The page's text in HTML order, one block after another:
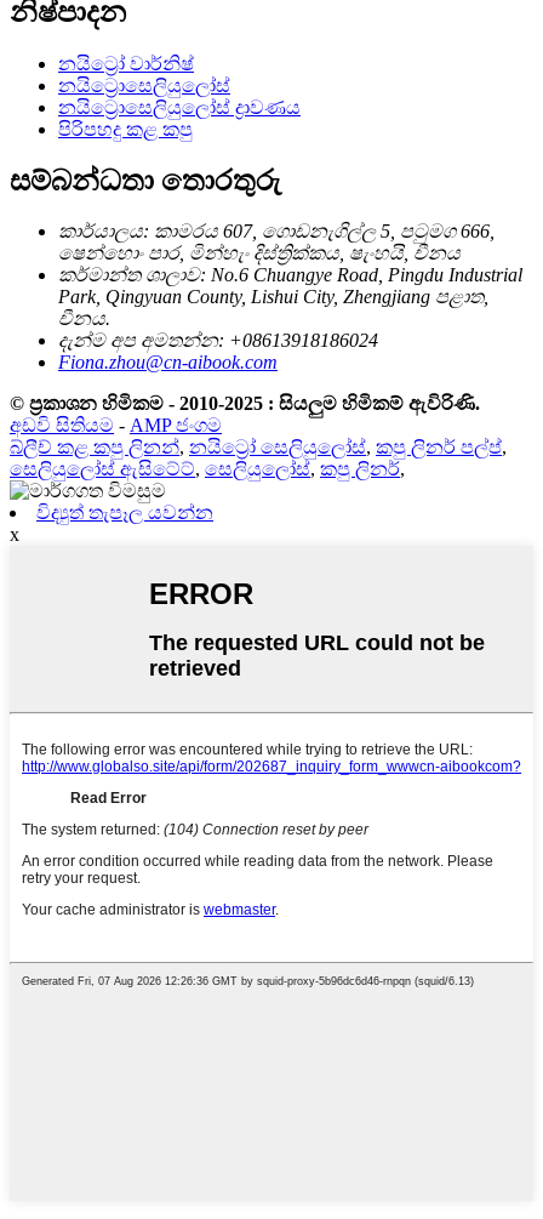
නිෂ්පාදන
නයිට්‍රෝ වාර්නිෂ්
නයිට්‍රොසෙලියුලෝස්
නයිට්‍රොසෙලියුලෝස් ද්‍රාවණය
පිරිපහදු කළ කපු
සම්බන්ධතා තොරතුරු
කාර්යාලය: කාමරය 607, ගොඩනැගිල්ල 5, පටුමග 666,
ෂෙන්හොං පාර, මින්හැං දිස්ත්‍රික්කය, ෂැංහයි, චීනය
කර්මාන්ත ශාලාව: No.6 Chuangye Road, Pingdu Industrial
Park, Qingyuan County, Lishui City, Zhengjiang පළාත,
චීනය.
දැන්ම අප අමතන්න: +08613918186024
Fiona.zhou@cn-aibook.com
© ප්‍රකාශන හිමිකම - 2010-2025 : සියලුම හිමිකම් ඇවිරිණි.
අඩවි සිතියම - AMP ජංගම
බ්ලීච් කළ කපු ලිනන්, නයිට්‍රෝ සෙලියුලෝස්, කපු ලිනර් පල්ප්,
සෙලියුලෝස් ඇසිටේට්, සෙලියුලෝස්, කපු ලිනර්,
විද්‍යුත් තැපෑල යවන්න
x